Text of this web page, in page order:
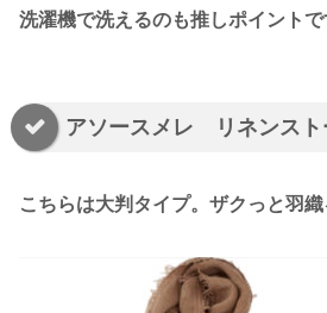
洗濯機で洗えるのも推しポイントで
アソースメレ リネンスト
こちらは大判タイプ。ザクっと羽